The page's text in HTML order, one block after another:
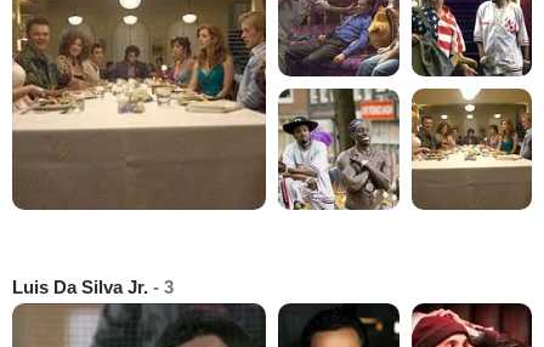
Luis Da Silva Jr. - 3